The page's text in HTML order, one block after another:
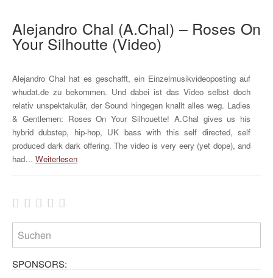
Alejandro Chal (A.Chal) – Roses On
Your Silhoutte (Video)
Alejandro Chal hat es geschafft, ein Einzelmusikvideoposting auf
whudat.de zu bekommen. Und dabei ist das Video selbst doch
relativ unspektakulär, der Sound hingegen knallt alles weg. Ladies
& Gentlemen: Roses On Your Silhouette! A.Chal gives us his
hybrid dubstep, hip-hop, UK bass with this self directed, self
produced dark dark offering. The video is very eery (yet dope), and
had… Weiterlesen
SPONSORS: